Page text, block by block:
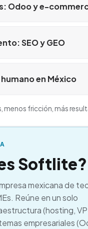
Odoo y e-
SEO y GEO
en México
menos fricción, más
Softlite?
mexicana de
Reúne en un solo
(hosting,
empresariales